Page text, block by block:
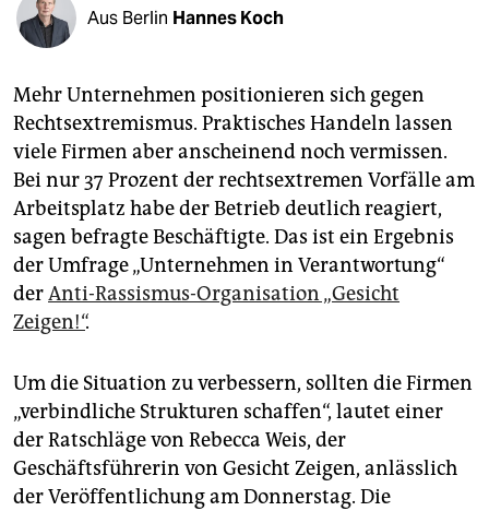
shop
fragen & hilfe
unterstützen
abo
genossenschaft
epaper login
Aus Berlin Hannes Koch
Mehr Unternehmen positionieren sich gegen
Rechtsextremismus. Praktisches Handeln lassen
viele Firmen aber anscheinend noch vermissen.
Bei nur 37 Prozent der rechtsextremen Vorfälle am
Arbeitsplatz habe der Betrieb deutlich reagiert,
sagen befragte Beschäftigte. Das ist ein Ergebnis
der Umfrage „Unternehmen in Verantwortung“
derAnti-Rassismus-Organisation „Gesicht
Zeigen!“.
Um die Situation zu verbessern, sollten die Firmen
„verbindliche Strukturen schaffen“, lautet einer
der Ratschläge von Rebecca Weis, der
Geschäftsführerin von Gesicht Zeigen, anlässlich
der Veröffentlichung am Donnerstag. Die